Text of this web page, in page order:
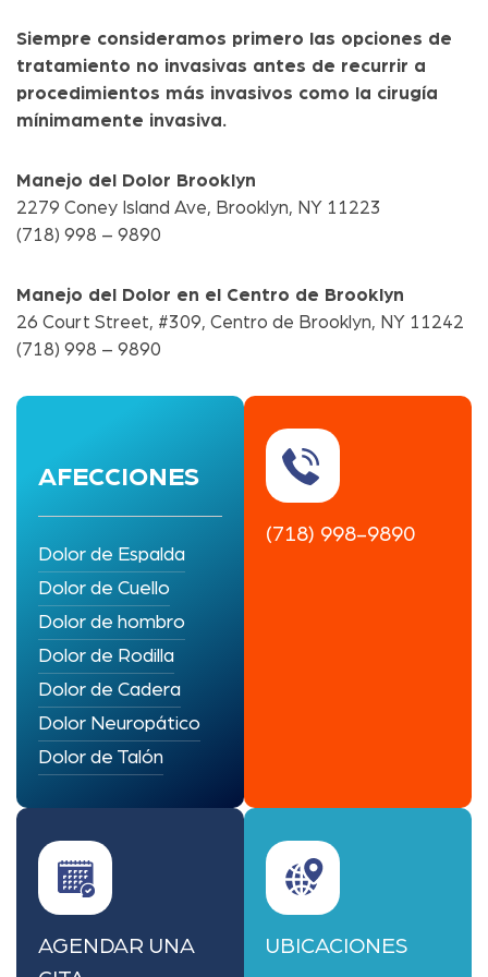
Siempre consideramos primero las opciones de
tratamiento no invasivas antes de recurrir a
procedimientos más invasivos como la cirugía
mínimamente invasiva.
Manejo del Dolor Brooklyn
2279 Coney Island Ave, Brooklyn, NY 11223
(718) 998 – 9890
Manejo del Dolor en el Centro de Brooklyn
26 Court Street, #309, Centro de Brooklyn, NY 11242
(718) 998 – 9890
AFECCIONES
Dolor de Espalda
Dolor de Cuello
Dolor de hombro
Dolor de Rodilla
Dolor de Cadera
Dolor Neuropático
Dolor de Talón
(718) 998-9890
AGENDAR UNA
UBICACIONES